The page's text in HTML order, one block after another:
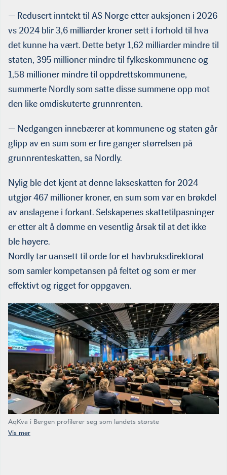
— Redusert inntekt til AS Norge etter auksjonen i 2026
vs 2024 blir 3,6 milliarder kroner sett i forhold til hva
det kunne ha vært. Dette betyr 1,62 milliarder mindre til
staten, 395 millioner mindre til fylkeskommunene og
1,58 millioner mindre til oppdrettskommunene,
summerte Nordly som satte disse summene opp mot
den like omdiskuterte grunnrenten.
— Nedgangen innebærer at kommunene og staten går
glipp av en sum som er fire ganger størrelsen på
grunnrenteskatten, sa Nordly.
Nylig ble det kjent at denne lakseskatten for 2024
utgjør 467 millioner kroner, en sum som var en brøkdel
av anslagene i forkant. Selskapenes skattetilpasninger
er etter alt å dømme en vesentlig årsak til at det ikke
ble høyere.
Nordly tar uansett til orde for et havbruksdirektorat
som samler kompetansen på feltet og som er mer
effektivt og rigget for oppgaven.
AqKva i Bergen profilerer seg som landets største
akvakulturkonferanse. Årets ble åpnet av fiskeri- og havminister